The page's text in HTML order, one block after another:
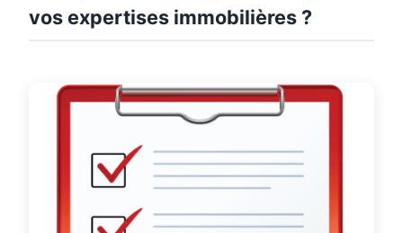
vos expertises immobilières ?